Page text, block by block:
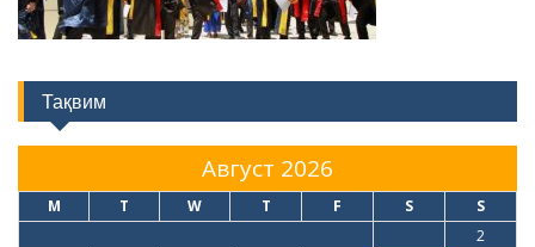
Тақвим
Август 2026
M T W T F S S
2